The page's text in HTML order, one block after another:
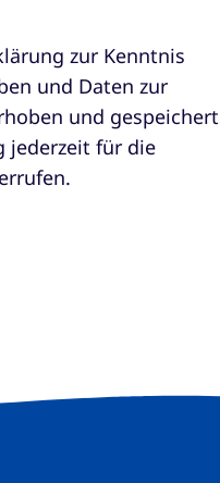
zur Kenntnis
und Daten zur
und gespeichert
jederzeit für die